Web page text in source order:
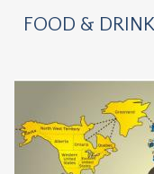
FOOD &